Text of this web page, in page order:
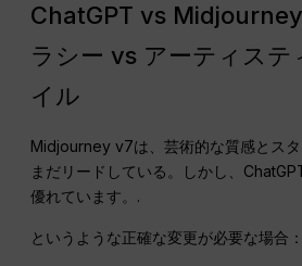
ChatGPT vs
ラシー vs アーティステ
イル
Midjourney v7は、芸術的な質感とス
まだリードしている。しかし、
優れています。.
というような正確な変更が必要な場合：